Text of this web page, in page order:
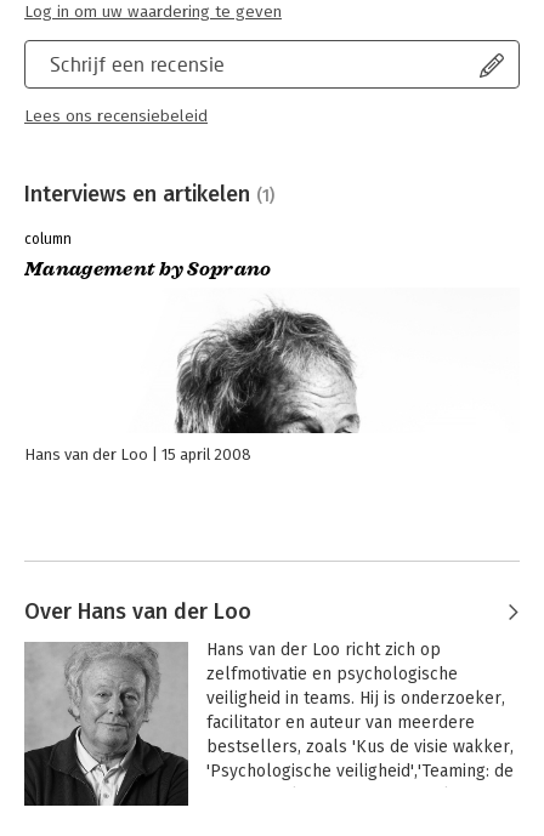
Schrijf een recensie
Lees ons recensiebeleid
Log in om uw waardering te geven
Interviews en artikelen (1)
column
Management by Soprano
Hans van der Loo 15 april 2008
Over Hans van der Loo
Hans van der Loo richt zich op
zelfmotivatie en psychologische
veiligheid in teams. Hij is onderzoeker,
facilitator en auteur van meerdere
bestsellers, zoals 'Kus de visie wakker,
'Psychologische veiligheid','Teaming: de